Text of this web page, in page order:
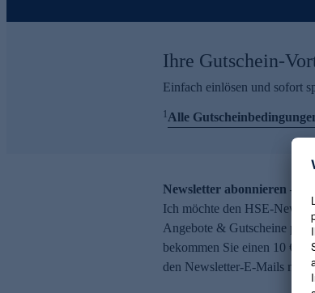
Ihre Gutschein-
Einfach einlösen und sofort
1Alle
Newsletter abonnieren – 10
Ich möchte den HSE-
Angebote & Gutscheine per
bekommen Sie einen 10 €
den Newsletter-E-Mails